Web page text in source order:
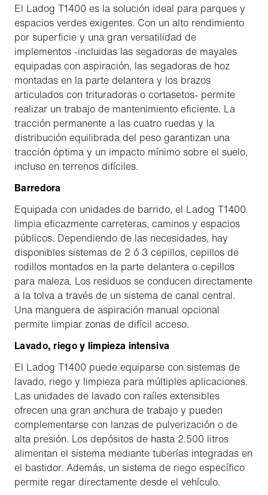
El Ladog T1400 es la solución ideal para parques y
espacios verdes exigentes. Con un alto rendimiento
por superficie y una gran versatilidad de
implementos -incluidas las segadoras de mayales
equipadas con aspiración, las segadoras de hoz
montadas en la parte delantera y los brazos
articulados con trituradoras o cortasetos- permite
realizar un trabajo de mantenimiento eficiente. La
tracción permanente a las cuatro ruedas y la
distribución equilibrada del peso garantizan una
tracción óptima y un impacto mínimo sobre el suelo,
incluso en terrenos difíciles.
Barredora
Equipada con unidades de barrido, el Ladog T1400
limpia eficazmente carreteras, caminos y espacios
públicos. Dependiendo de las necesidades, hay
disponibles sistemas de 2 ó 3 cepillos, cepillos de
rodillos montados en la parte delantera o cepillos
para maleza. Los residuos se conducen directamente
a la tolva a través de un sistema de canal central.
Una manguera de aspiración manual opcional
permite limpiar zonas de difícil acceso.
Lavado, riego y limpieza intensiva
El Ladog T1400 puede equiparse con sistemas de
lavado, riego y limpieza para múltiples aplicaciones.
Las unidades de lavado con raíles extensibles
ofrecen una gran anchura de trabajo y pueden
complementarse con lanzas de pulverización o de
alta presión. Los depósitos de hasta 2.500 litros
alimentan el sistema mediante tuberías integradas en
el bastidor. Además, un sistema de riego específico
permite regar directamente desde el vehículo.